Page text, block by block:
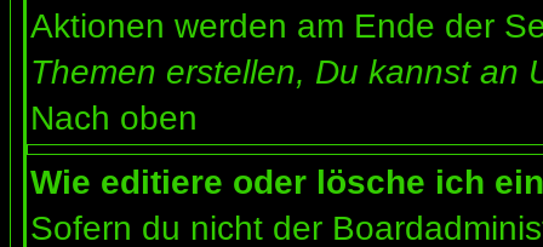
Aktionen werden am Ende der
Themen erstellen, Du kannst an
Nach oben
Wie editiere oder lösche ich
Sofern du nicht der